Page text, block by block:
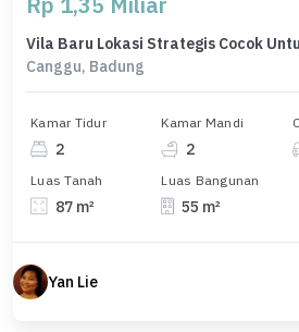
Vila Baru Lokasi Strategis Cocok
Canggu, Badung
Kamar Tidur
2
Kamar Mandi
2
Luas Tanah
87 m²
Luas Bangunan
55 m²
Yan Lie